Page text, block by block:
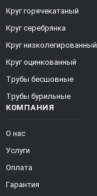
КОМПАНИЯ
О нас
Услуги
Оплата
Гарантия
Круг горячекатаный
Круг серебрянка
Круг низколегированный
Круг оцинкованный
Трубы бесшовные
Трубы бурильные